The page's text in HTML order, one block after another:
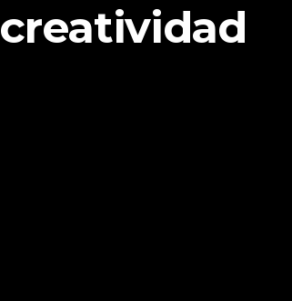
creatividad